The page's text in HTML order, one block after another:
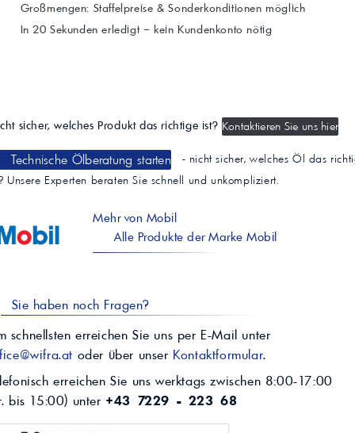
Großmengen: Staffelpreise & Sonderkonditionen möglich
In 20 Sekunden erledigt – kein Kundenkonto nötig
sicher, welches Produkt das richtige ist? Kontaktieren Sie uns hier
Technische Ölberatung starten
- nicht sicher, welches Öl das
Unsere Experten beraten Sie schnell und unkompliziert.
Mehr von Mobil
Alle Produkte der Marke Mobil
Sie haben noch Fragen?
schnellsten erreichen Sie uns per E-Mail unter
oder über unser Kontaktformular.
erreichen Sie uns werktags zwischen 8:00-17:00
bis 15:00) unter +43 7229 - 223 68